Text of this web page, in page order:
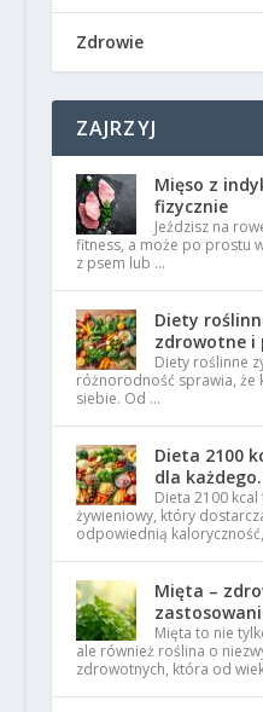
Zdrowie
ZAJRZYJ
Mięso z
fizycznie
Jeździsz na
fitness, a może po prostu
z psem lub …
Diety
zdrowotne i
Diety roślinne
różnorodność sprawia, że
siebie. Od …
Dieta 2100
dla
Dieta 2100
żywieniowy, który
odpowiednią
Mięta –
Mięta to nie
ale również roślina o
zdrowotnych, która od